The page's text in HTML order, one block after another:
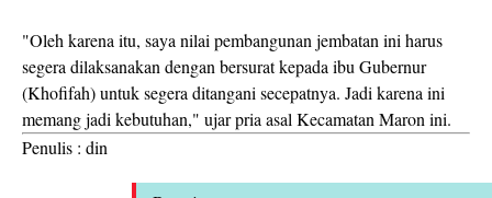
"Oleh karena itu, saya nilai pembangunan jembatan ini harus
segera dilaksanakan dengan bersurat kepada ibu Gubernur
(Khofifah) untuk segera ditangani secepatnya. Jadi karena ini
memang jadi kebutuhan," ujar pria asal Kecamatan Maron ini.
Penulis : din